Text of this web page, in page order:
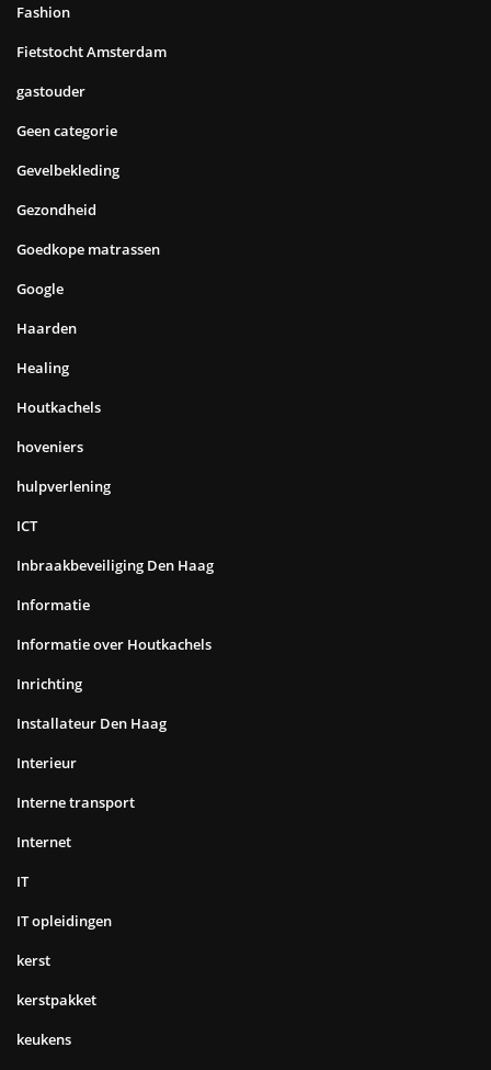
Fashion
Fietstocht Amsterdam
gastouder
Geen categorie
Gevelbekleding
Gezondheid
Goedkope matrassen
Google
Haarden
Healing
Houtkachels
hoveniers
hulpverlening
ICT
Inbraakbeveiliging Den Haag
Informatie
Informatie over Houtkachels
Inrichting
Installateur Den Haag
Interieur
Interne transport
Internet
IT
IT opleidingen
kerst
kerstpakket
keukens